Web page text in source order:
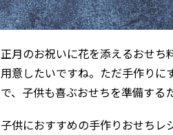
正月のお祝いに花を添えるおせち
用意したいですね。ただ手作り
で、子供も喜ぶおせちを準備する
子供におすすめの手作りおせち